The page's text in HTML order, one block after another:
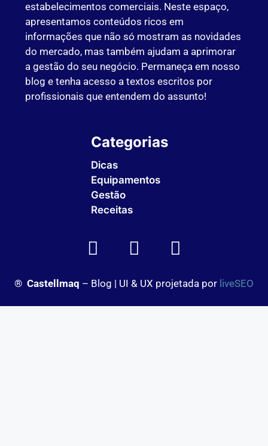
estabelecimentos comerciais. Neste espaço,
apresentamos conteúdos ricos em
informações que não só mostram as novidades
do mercado, mas também ajudam a aprimorar
a gestão do seu negócio. Permaneça em nosso
blog e tenha acesso a textos escritos por
profissionais que entendem do assunto!
Categorias
Dicas
Equipamentos
Gestão
Receitas
® Castellmaq – Blog | UI & UX projetada por liveSEO